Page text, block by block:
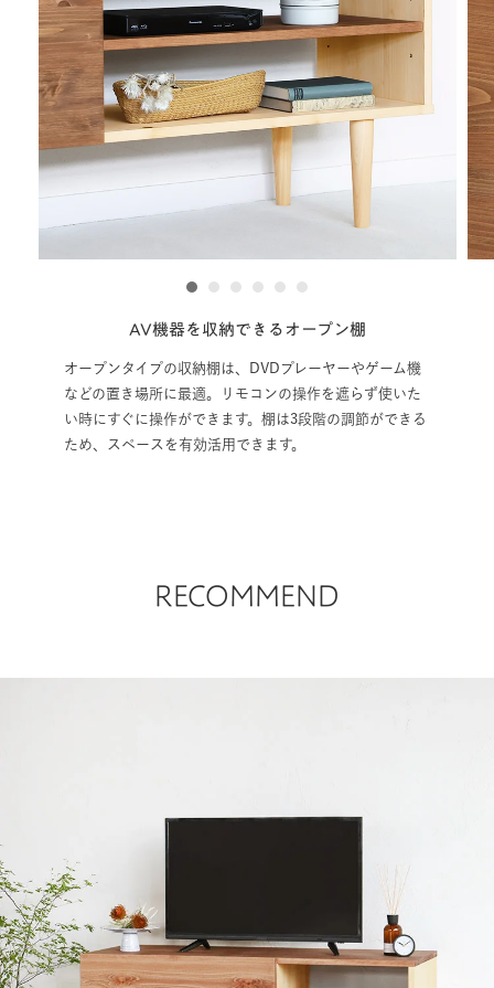
を収納できるオープン棚
納棚は、DVDプレーヤーやゲーム機
適。リモコンの操作を遮らず使いた
できます。棚は3段階の調節ができる
効活用できます。
オープンタイプの収納棚
ずに設置場所を変えるこ
のに合った高さを選べます
1 2 3 4 5 6
RECOMMEND